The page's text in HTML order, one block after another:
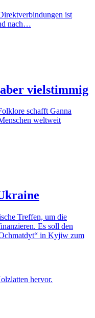
ist
nach…
vielstimmig
schafft Ganna
weltweit
Treffen, um die
Es soll den
in Kyjiw zum